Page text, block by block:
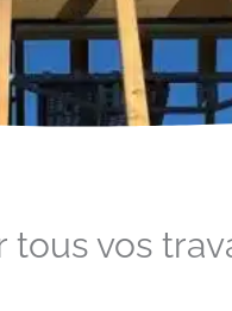
tous vos